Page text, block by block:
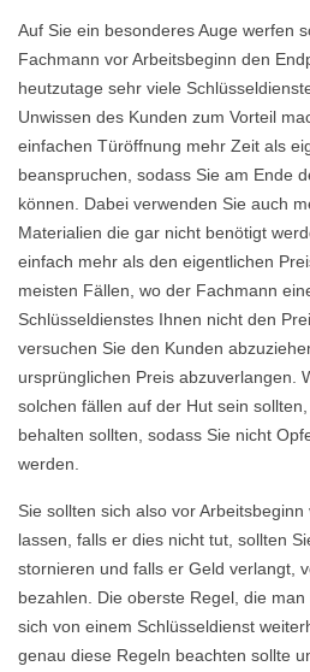
Auf Sie ein besonderes Auge werfen
Fachmann vor Arbeitsbeginn den
heutzutage sehr viele
Unwissen des Kunden zum Vorteil
einfachen Türöffnung mehr Zeit als
beanspruchen, sodass Sie am Ende
können. Dabei verwenden Sie auch
Materialien die gar nicht benötigt
einfach mehr als den eigentlichen
meisten Fällen, wo der Fachmann
Schlüsseldienstes Ihnen nicht den
versuchen Sie den Kunden
ursprünglichen Preis abzuverlangen.
solchen fällen auf der Hut sein
behalten sollten, sodass Sie nicht
werden.
Sie sollten sich also vor
lassen, falls er dies nicht tut, sollten
stornieren und falls er Geld verlangt,
bezahlen. Die oberste Regel, die
sich von einem Schlüsseldienst
genau diese Regeln beachten sollte